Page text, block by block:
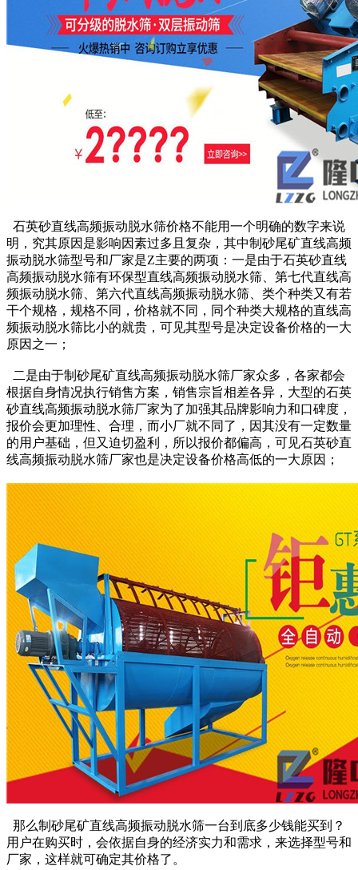
石英砂直线高频振动脱水筛价格不能用一个明确的数字来说
明，究其原因是影响因素过多且复杂，其中制砂尾矿直线高频
振动脱水筛型号和厂家是Z主要的两项：一是由于石英砂直线
高频振动脱水筛有环保型直线高频振动脱水筛、第七代直线高
频振动脱水筛、第六代直线高频振动脱水筛、类个种类又有若
干个规格，规格不同，价格就不同，同个种类大规格的直线高
频振动脱水筛比小的就贵，可见其型号是决定设备价格的一大
原因之一；
二是由于制砂尾矿直线高频振动脱水筛厂家众多，各家都会
根据自身情况执行销售方案，销售宗旨相差各异，大型的石英
砂直线高频振动脱水筛厂家为了加强其品牌影响力和口碑度，
报价会更加理性、合理，而小厂就不同了，因其没有一定数量
的用户基础，但又迫切盈利，所以报价都偏高，可见石英砂直
线高频振动脱水筛厂家也是决定设备价格高低的一大原因；
那么制砂尾矿直线高频振动脱水筛一台到底多少钱能买到？
用户在购买时，会依据自身的经济实力和需求，来选择型号和
厂家，这样就可确定其价格了。